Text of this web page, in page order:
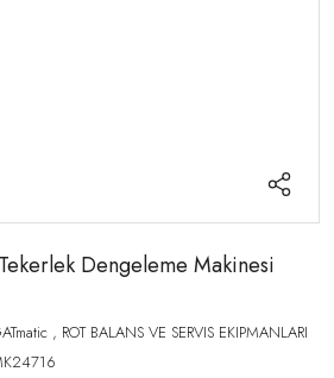
Dengeleme Makinesi
, ROT BALANS VE SERVIS EKIPMANLARI